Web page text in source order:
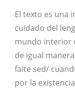
El texto es una
cuidado del
mundo interior
de igual
falte sed/
por la